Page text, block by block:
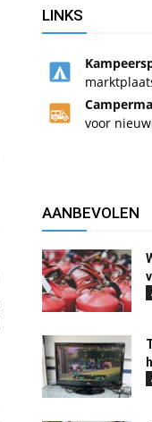
LINKS
voor
AANBEVOLEN